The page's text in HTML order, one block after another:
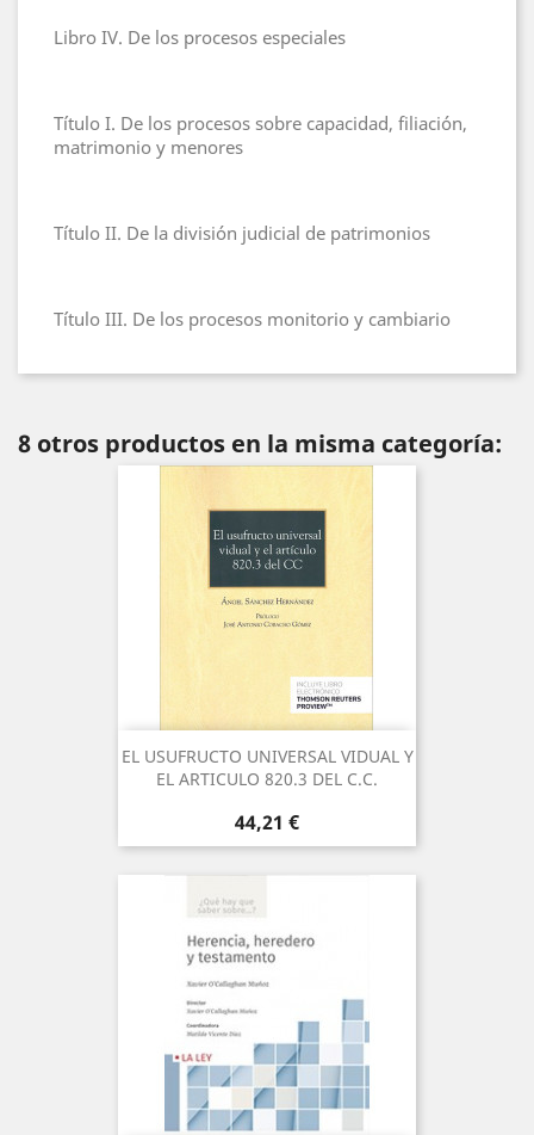
Libro IV. De los procesos especiales
Título I. De los procesos sobre capacidad, filiación,
matrimonio y menores
Título II. De la división judicial de patrimonios
Título III. De los procesos monitorio y cambiario
8 otros productos en la misma categoría:
EL USUFRUCTO UNIVERSAL VIDUAL Y
EL ARTICULO 820.3 DEL C.C.
Precio
44,21 €